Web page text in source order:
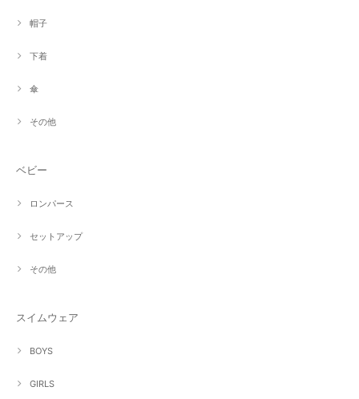
帽子
下着
傘
その他
ベビー
ロンパース
セットアップ
その他
スイムウェア
BOYS
GIRLS